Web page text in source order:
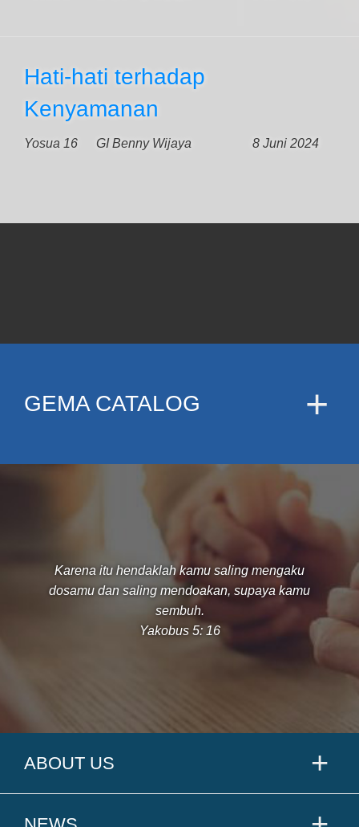
Hati-hati terhadap
Kenyamanan
Yosua 16 8 Juni 2024
GI Benny Wijaya
GEMA CATALOG
Karena itu hendaklah kamu saling mengaku
dosamu dan saling mendoakan, supaya kamu
sembuh.
Yakobus 5: 16
ABOUT US